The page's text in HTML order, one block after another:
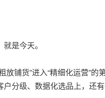
是今天。
铺货”进入“精细化运营”
分级、数据化选品上，还有